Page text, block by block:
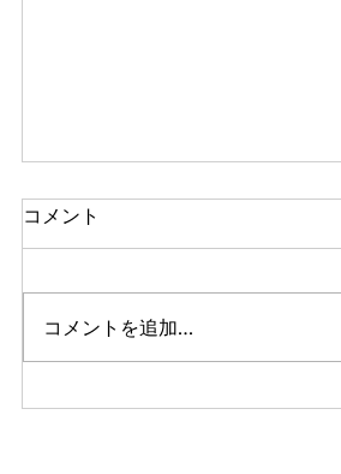
クルクルランド（DISK版）
久しぶりにnintendo classic。ク
キッズ時代はカセット版で遊んで
いたなあ。以降はループとなる22
面クリアを目指す。 こ、これは
コメント
コメントを追加…